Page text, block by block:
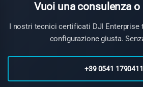
Vuoi una consulenza o
I nostri tecnici certificati DJI Enterprise
configurazione giusta.
+39 0541 1790411